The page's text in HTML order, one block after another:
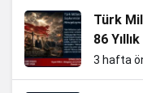
Türk
86
3 hafta